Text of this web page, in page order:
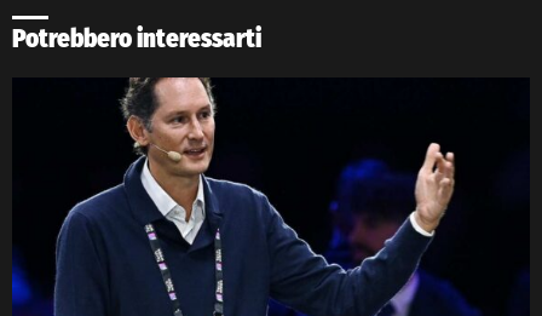
Potrebbero interessarti